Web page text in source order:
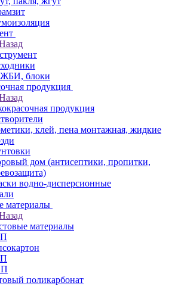
блоки
продукция
продукция
клей, пена монтажная, жидкие
дом (антисептики, пропитки,
водно-дисперсионные
материалы
материалы
поликарбонат